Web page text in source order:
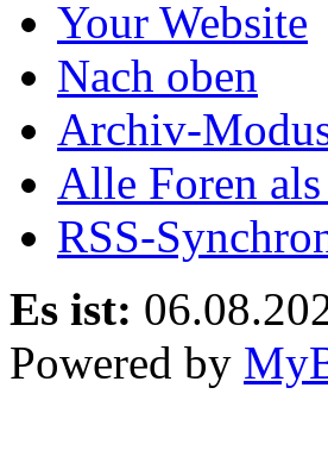
Your Website
Nach oben
Archiv-
Alle Foren
RSS-
Es ist:
Powered by